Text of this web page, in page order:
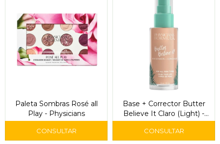
Paleta Sombras Rosé all
Play - Physicians
Base + Corrector Butter
Believe It Claro (Light) -
Physicians